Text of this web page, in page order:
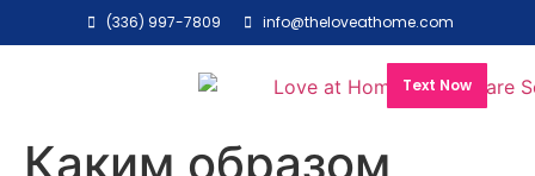
(336) 997-7809 info@theloveathome.com
Text Now
Каким образом